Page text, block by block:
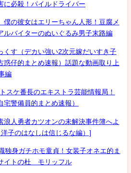
に必殺！パイルドライバー
の彼女はエリーちゃん人形！豆腐メ
ルバイターのぬいぐるみ男子末路編
くす（デカい強い2次元嫁だいすき子
惑仔的まとめ速報）話題な動画取り上
編
スケ番長のエキストラ芸能情報局！
宅警備員的まとめ速報）
浪人勇者カツオンの未解決事件簿へよ
子のはなしは信じるな編）]
身ガチホモ童貞！女装子オネエ的ま
イトの杜 モリッフル